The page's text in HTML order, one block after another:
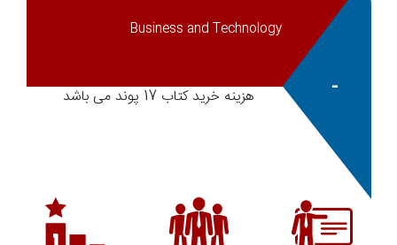
Business and Technology
- هزینه خرید کتاب 17 پوند می باشد